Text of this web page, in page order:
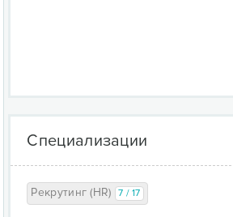
Специализации
Рекрутинг (HR) 7 / 17